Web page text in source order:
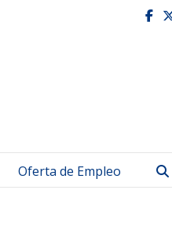
Oferta de Empleo